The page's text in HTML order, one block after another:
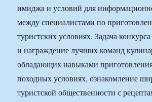
имиджа и условий для
между специалистами по
туристских условиях. Задача
и награждение лучших команд
обладающих навыками
походных условиях, ознакомление
туристской общественности с